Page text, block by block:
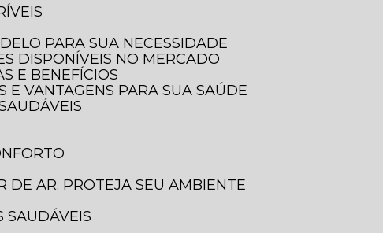
PARA SUA NECESSIDADE
DISPONÍVEIS NO MERCADO
E BENEFÍCIOS
E VANTAGENS PARA SUA SAÚDE
DE AR: PROTEJA SEU AMBIENTE
SAUDÁVEIS